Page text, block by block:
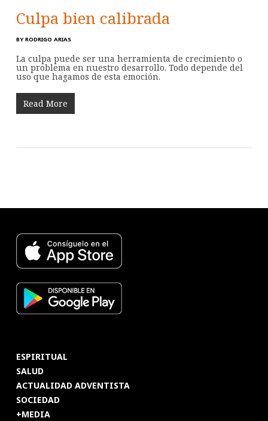
Culpa bien calibrada
BY RODRIGO ARIAS
La culpa puede ser una herramienta de crecimiento o
un problema en nuestro desarrollo. Todo depende del
uso que hagamos de esta emoción.
Read More
ESPIRITUAL
SALUD
ACTUALIDAD ADVENTISTA
SOCIEDAD
+MEDIA